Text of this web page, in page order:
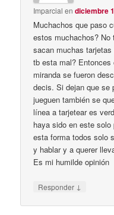
Imparcial endiciembre
Muchachos que paso
estos muchachos? No
sacan muchas
tb esta mal? Entonces
miranda se fueron
decis. Si dejan que se
jueguen también se
línea a tarjetear es
haya sido en este
esta forma todos solo
y hablar y a querer
Es mi humilde opinión
Responder ↓